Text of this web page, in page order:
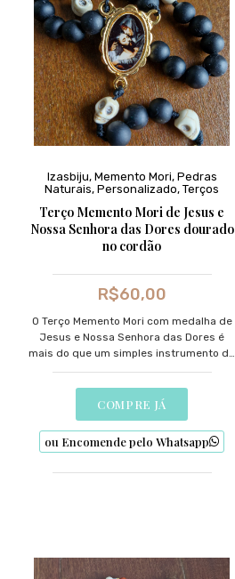
Izasbiju, Memento Mori, Pedras
Naturais, Personalizado, Terços
Terço Memento Mori de Jesus e
Nossa Senhora das Dores dourado
no cordão
R$60,00
O Terço Memento Mori com medalha de
Jesus e Nossa Senhora das Dores é
mais do que um simples instrumento de
oração; é um convite à reflexão
profunda e à conexão espiritual, ideal
para aqueles que buscam fortalecer sua
COMPRE JÁ
ou Encomende pelo Whatsapp